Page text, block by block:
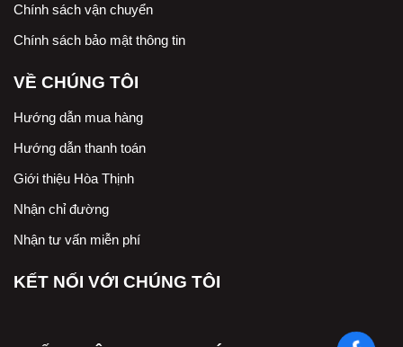
Chính sách vận chuyển
Chính sách bảo mật thông tin
VỀ CHÚNG TÔI
Hướng dẫn mua hàng
Hướng dẫn thanh toán
Giới thiệu Hòa Thịnh
Nhận chỉ đường
Nhận tư vấn miễn phí
KẾT NỐI VỚI CHÚNG TÔI